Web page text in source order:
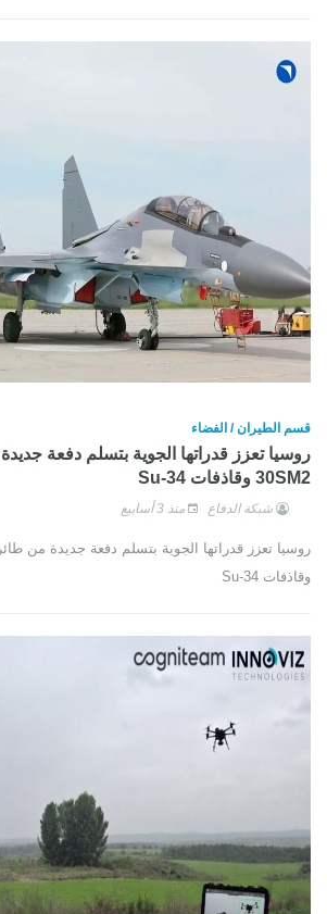
قسم الطيران / الفضاء
30SM2 وقاذفات Su-34
شبكة الدفاع منذ 3 أسابيع
وقاذفات Su-34